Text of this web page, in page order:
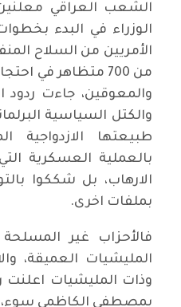
الشعب العراقي
الوزراء في البدء
الأمريين من السلاح
من 700 متظاهر في
والمعوقين، جاءت
والكتل السياسية
طبيعتها الازدواجية
بالعملية العسكرية
الارهاب، بل شككوا
بملفات اخرى.
فالأحزاب غير
المليشيات العميقة،
وذات المليشيات
بمصطفى الكاظمي سوء،